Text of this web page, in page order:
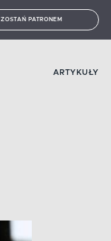
ZOSTAŃ PATRONEM
ARTYKUŁY